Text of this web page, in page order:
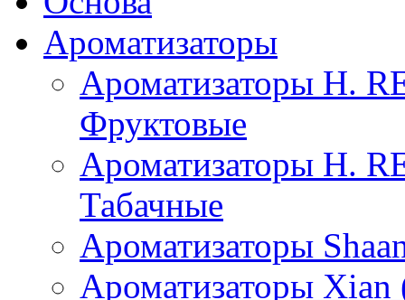
Ароматизаторы
Ароматизаторы H.
Фруктовые
Ароматизаторы H.
Табачные
Ароматизаторы
Ароматизаторы